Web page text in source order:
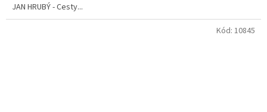
JAN HRUBÝ - Cesty...
Kód: 10845